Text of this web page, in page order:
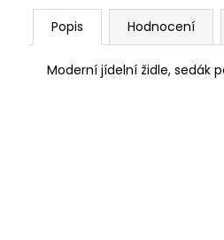
Popis Hodnocení
Moderní jídelní židle, sedák